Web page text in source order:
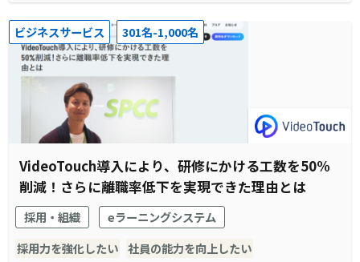
ビジネスサービス 301名-1,000名
VideoTouch導入により、研修にかける工数を50%
削減！さらに離職率低下を実現できた理由とは
採用・組織
eラーニングシステム
採用力を強化したい 社員の能力を向上したい